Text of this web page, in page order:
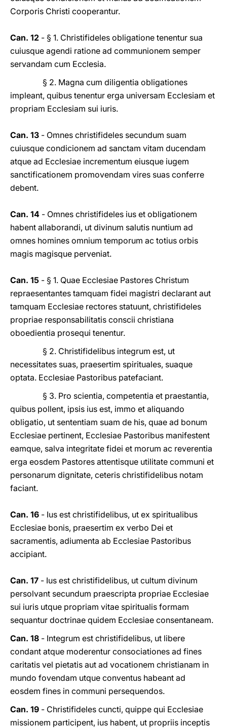
Corporis Christi cooperantur.
Can. 12 - § 1. Christifideles obligatione tenentur sua
cuiusque agendi ratione ad communionem semper
servandam cum Ecclesia.
§ 2. Magna cum diligentia obligationes
impleant, quibus tenentur erga universam Ecclesiam et
propriam Ecclesiam sui iuris.
Can. 13 - Omnes christifideles secundum suam
cuiusque condicionem ad sanctam vitam ducendam
atque ad Ecclesiae incrementum eiusque iugem
sanctificationem promovendam vires suas conferre
debent.
Can. 14 - Omnes christifideles ius et obligationem
habent allaborandi, ut divinum salutis nuntium ad
omnes homines omnium temporum ac totius orbis
magis magisque perveniat.
Can. 15 - § 1. Quae Ecclesiae Pastores Christum
repraesentantes tamquam fidei magistri declarant aut
tamquam Ecclesiae rectores statuunt, christifideles
propriae responsabilitatis conscii christiana
oboedientia prosequi tenentur.
§ 2. Christifidelibus integrum est, ut
necessitates suas, praesertim spirituales, suaque
optata. Ecclesiae Pastoribus patefaciant.
§ 3. Pro scientia, competentia et praestantia,
quibus pollent, ipsis ius est, immo et aliquando
obligatio, ut sententiam suam de his, quae ad bonum
Ecclesiae pertinent, Ecclesiae Pastoribus manifestent
eamque, salva integritate fidei et morum ac reverentia
erga eosdem Pastores attentisque utilitate communi et
personarum dignitate, ceteris christifidelibus notam
faciant.
Can. 16 - Ius est christifidelibus, ut ex spiritualibus
Ecclesiae bonis, praesertim ex verbo Dei et
sacramentis, adiumenta ab Ecclesiae Pastoribus
accipiant.
Can. 17 - Ius est christifidelibus, ut cultum divinum
persolvant secundum praescripta propriae Ecclesiae
sui iuris utque propriam vitae spiritualis formam
sequantur doctrinae quidem Ecclesiae consentaneam.
Can. 18 - Integrum est christifidelibus, ut libere
condant atque moderentur consociationes ad fines
caritatis vel pietatis aut ad vocationem christianam in
mundo fovendam utque conventus habeant ad
eosdem fines in communi persequendos.
Can. 19 - Christifideles cuncti, quippe qui Ecclesiae
missionem participent, ius habent, ut propriis inceptis